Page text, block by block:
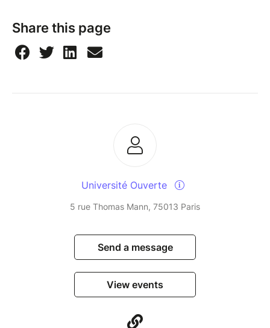
Share this page
Université Ouverte
5 rue Thomas Mann, 75013 Paris
Send a message
View events